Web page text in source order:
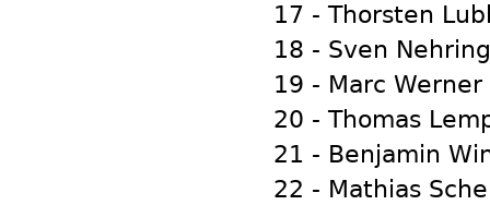
17 - Thorsten
18 - Sven
19 - Marc Werner
20 - Thomas
21 - Benjamin
22 - Mathias